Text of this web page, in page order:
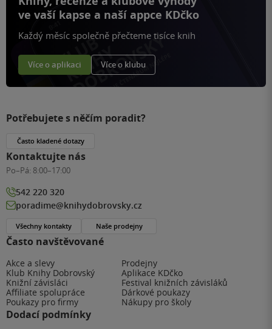
ve vaší kapse a naší appce KDčko
Každý měsíc společně přečteme tisíce knih
Více o aplikaci Více o klubu
Často navštěvované
Akce a slevy
Prodejny
Klub Knihy Dobrovský
Aplikace KDčko
Knižní závisláci
Festival knižních závisláků
Affiliate spolupráce
Dárkové poukazy
Poukazy pro firmy
Nákupy pro školy
Dodací podmínky
Potřebujete s něčím poradit?
Často kladené dotazy
Kontaktujte nás
Po–Pá: 8:00–17:00
542 220 320
poradime@knihydobrovsky.cz
Všechny kontakty Naše prodejny